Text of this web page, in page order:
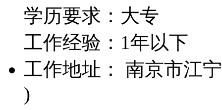
学历要求：大专
工作经验：1年以下
工作地址： 南京市江
)